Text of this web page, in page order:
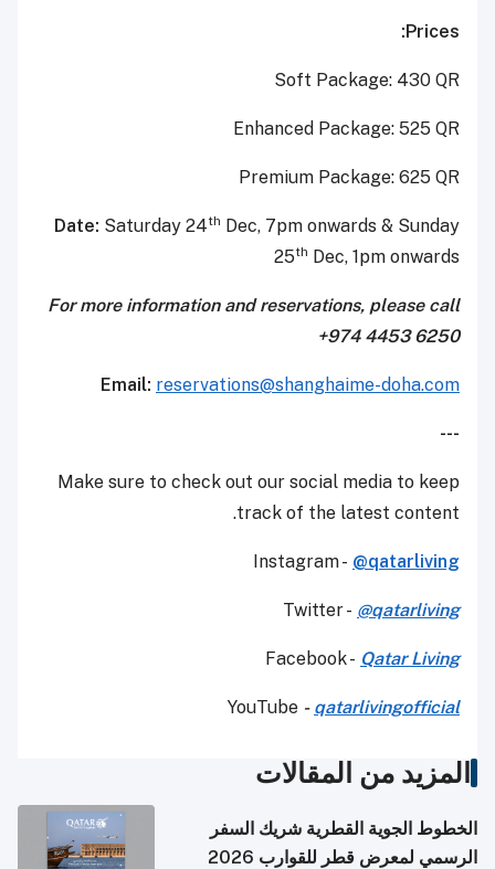
Prices:
Soft Package: 430 QR
Enhanced Package: 525 QR
Premium Package: 625 QR
Date: Saturday 24th Dec, 7pm onwards & Sunday
25th Dec, 1pm onwards
For more information and reservations, please call
+974 4453 6250
Email: reservations@shanghaime-doha.com
---
Make sure to check out our social media to keep
track of the latest content.
Instagram - @qatarliving
Twitter - @qatarliving
Facebook - Qatar Living
YouTube - qatarlivingofficial
المزيد من المقالات
الخطوط الجوية القطرية شريك السفر
الرسمي لمعرض قطر للقوارب 2026